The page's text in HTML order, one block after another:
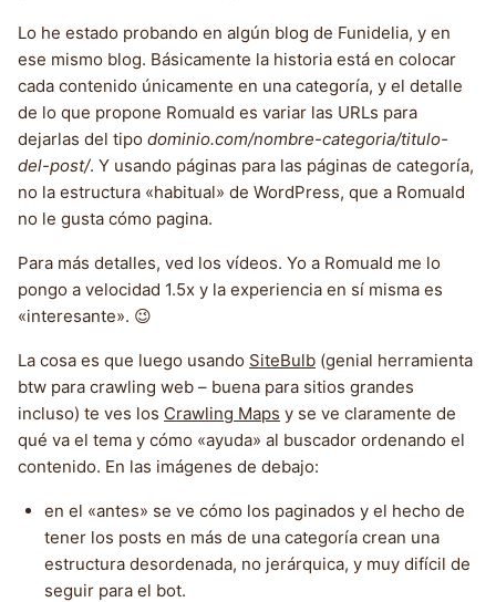
Lo he estado probando en algún blog de Funidelia, y en
ese mismo blog. Básicamente la historia está en colocar
cada contenido únicamente en una categoría, y el detalle
de lo que propone Romuald es variar las URLs para
dejarlas del tipo dominio.com/nombre-categoria/titulo-
del-post/. Y usando páginas para las páginas de categoría,
no la estructura «habitual» de WordPress, que a Romuald
no le gusta cómo pagina.
Para más detalles, ved los vídeos. Yo a Romuald me lo
pongo a velocidad 1.5x y la experiencia en sí misma es
«interesante». 😉
La cosa es que luego usando SiteBulb (genial herramienta
btw para crawling web – buena para sitios grandes
incluso) te ves los Crawling Maps y se ve claramente de
qué va el tema y cómo «ayuda» al buscador ordenando el
contenido. En las imágenes de debajo:
en el «antes» se ve cómo los paginados y el hecho de
tener los posts en más de una categoría crean una
estructura desordenada, no jerárquica, y muy difícil de
seguir para el bot.